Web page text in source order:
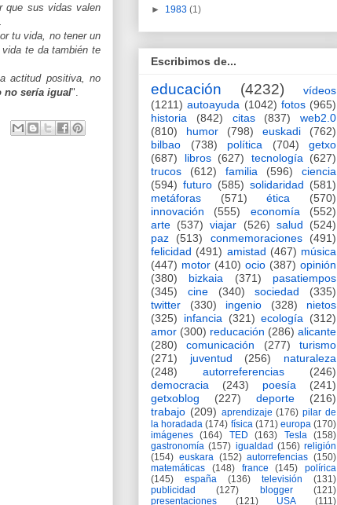
que sus vidas valen
tu vida, no tener un
te da también te
actitud positiva, no
no sería igual".
► 1983 (1)
Escribimos de...
educación (4232)
vídeos
(1211) autoayuda (1042) fotos (965)
historia
(842) citas (837)
web2.0
(810)
humor (798) euskadi
(762)
bilbao
(738) política (704)
getxo
(687)
libros (627) tecnología
(627)
trucos
(612) familia (596)
ciencia
(594) futuro (585) solidaridad (581)
metáforas
(571) ética
(570)
innovación
(555) economía
(552)
arte (537) viajar (526) salud
(524)
paz
(513) conmemoraciones
(491)
felicidad (491) amistad (467) música
(447) motor (410) ocio (387) opinión
(380)
bizkaia (371)
pasatiempos
(345)
cine (340) sociedad
(335)
twitter
(330) ingenio (328)
nietos
(325)
infancia (321) ecología
(312)
amor (300) reducación (286) alicante
(280)
comunicación (277)
turismo
(271)
juventud (256)
naturaleza
(248)
autorreferencias
(246)
democracia
(243) poesía
(241)
getxoblog
(227) deporte
(216)
trabajo (209) aprendizaje (176) pilar de
la horadada (174) física (171) europa (170)
imágenes
(164) TED (163) Tesla
(158)
gastronomía (157) igualdad (156) religión
(154) euskara (152) autorrefencias (150)
matemáticas
(148) france (145)
polírica
(145)
españa (136) televisión
(131)
publicidad
(127) blogger
(121)
presentaciones
(121) USA
(111)